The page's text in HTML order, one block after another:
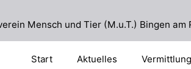
Mensch und Tier (M.u.T.) Bingen am
Start Aktuelles Vermittlung